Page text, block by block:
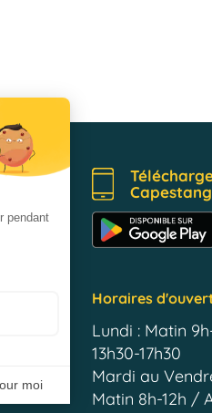
Horaires
Lundi : Matin
13h30-17h30
Mardi au
Matin 8h-12h /